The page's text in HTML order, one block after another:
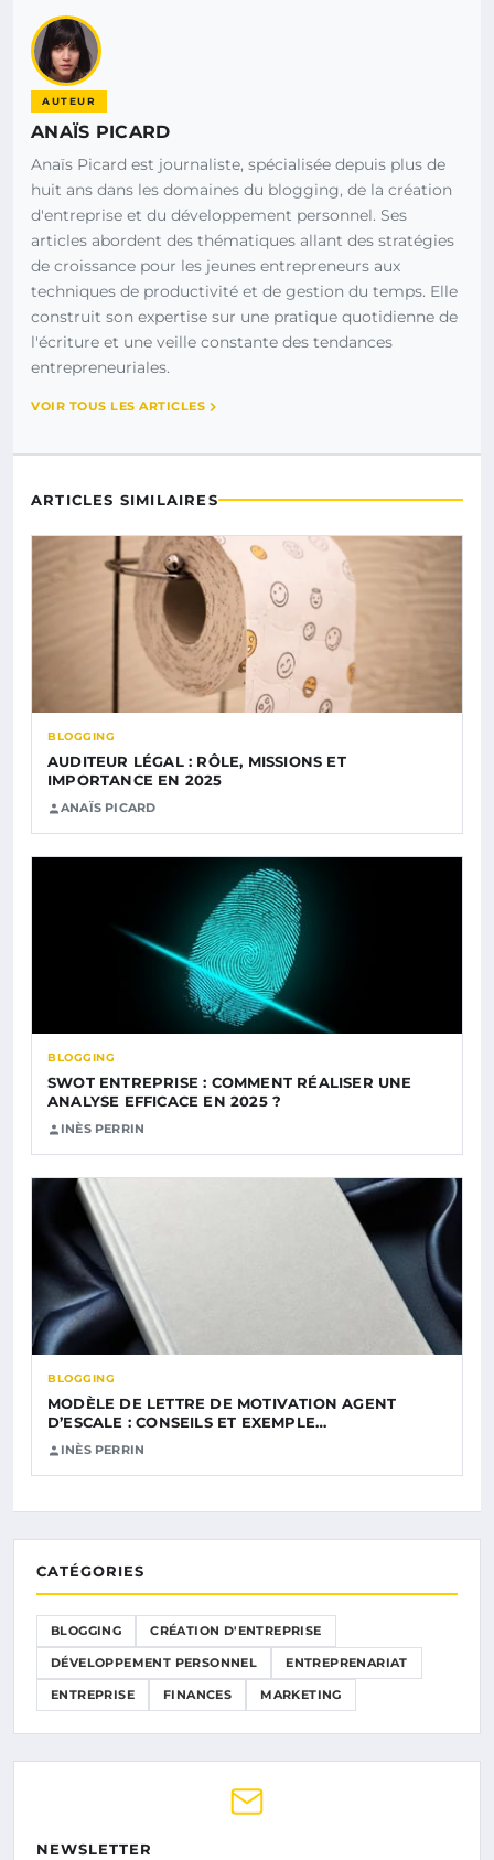
AUTEUR
ANAÏS PICARD
Anaïs Picard est journaliste, spécialisée depuis plus de
huit ans dans les domaines du blogging, de la création
d'entreprise et du développement personnel. Ses
articles abordent des thématiques allant des stratégies
de croissance pour les jeunes entrepreneurs aux
techniques de productivité et de gestion du temps. Elle
construit son expertise sur une pratique quotidienne de
l'écriture et une veille constante des tendances
entrepreneuriales.
VOIR TOUS LES ARTICLES
ARTICLES SIMILAIRES
BLOGGING
AUDITEUR LÉGAL : RÔLE, MISSIONS ET
IMPORTANCE EN 2025
ANAÏS PICARD
BLOGGING
SWOT ENTREPRISE : COMMENT RÉALISER UNE
ANALYSE EFFICACE EN 2025 ?
INÈS PERRIN
BLOGGING
MODÈLE DE LETTRE DE MOTIVATION AGENT
D’ESCALE : CONSEILS ET EXEMPLE…
INÈS PERRIN
CATÉGORIES
BLOGGING CRÉATION D'ENTREPRISE
DÉVELOPPEMENT PERSONNEL ENTREPRENARIAT
ENTREPRISE FINANCES MARKETING
NEWSLETTER